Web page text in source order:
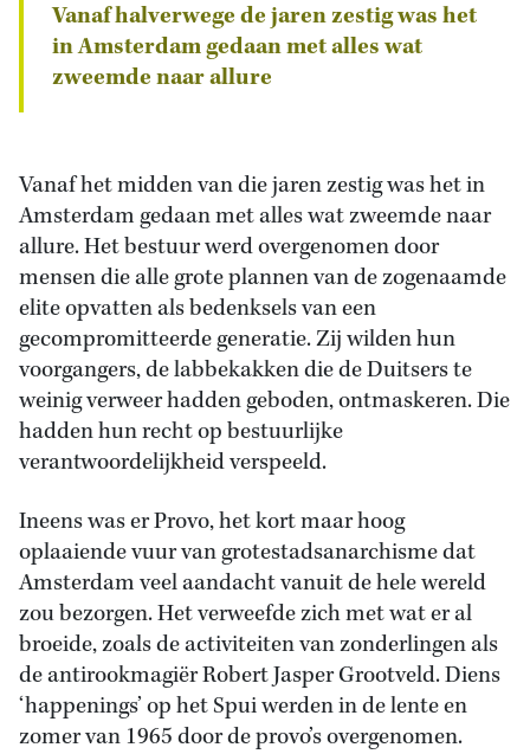
Vanaf halverwege de jaren zestig was het
in Amsterdam gedaan met alles wat
zweemde naar allure
Vanaf het midden van die jaren zestig was het in
Amsterdam gedaan met alles wat zweemde naar
allure. Het bestuur werd overgenomen door
mensen die alle grote plannen van de zogenaamde
elite opvatten als bedenksels van een
gecompromitteerde generatie. Zij wilden hun
voorgangers, de labbekakken die de Duitsers te
weinig verweer hadden geboden, ontmaskeren. Die
hadden hun recht op bestuurlijke
verantwoordelijkheid verspeeld.
Ineens was er Provo, het kort maar hoog
oplaaiende vuur van grotestadsanarchisme dat
Amsterdam veel aandacht vanuit de hele wereld
zou bezorgen. Het verweefde zich met wat er al
broeide, zoals de activiteiten van zonderlingen als
de antirookmagiër Robert Jasper Grootveld. Diens
‘happenings’ op het Spui werden in de lente en
zomer van 1965 door de provo’s overgenomen.